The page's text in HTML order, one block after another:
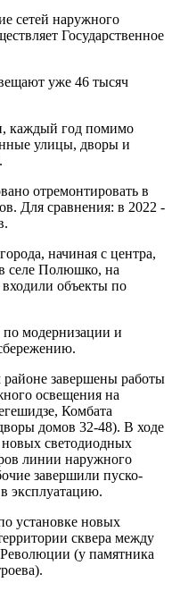
сетей наружного
Государственное
уже 46 тысяч
каждый год помимо
улицы, дворы и
отремонтировать в
Для сравнения: в 2022 -
начиная с центра,
селе Полюшко, на
объекты по
по модернизации и
завершены работы
освещения на
Комбата
домов 32-48). В ходе
светодиодных
линии наружного
завершили пуско-
эксплуатацию.
установке новых
сквера между
(у памятника